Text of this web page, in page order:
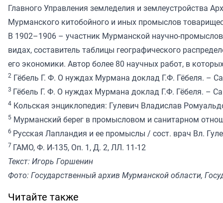
Главного Управления земледелия и землеустройства
Мурманского китобойного и иных промыслов
В 1902–1906 – участник Мурманской научно-
видах, составитель таблицы географического
его экономики. Автор более 80 научных работ, в
2 Гёбель Г. Ф. О нуждах Мурмана доклад Г.Ф. Гёбеля. –
3 Гёбель Г. Ф. О нуждах Мурмана доклад Г.Ф. Гёбеля. –
4 Кольская энциклопедия: Гулевич Владислав
5 Мурманский берег в промысловом и санитарном
6 Русская Лапландия и ее промыслы / сост. врач Вл.
7 ГАМО, Ф. И-135, Оп. 1, Д. 2, ЛЛ. 11-12
Текст: Игорь Горшенин
Фото: Государственный архив Мурманской области,
Читайте также